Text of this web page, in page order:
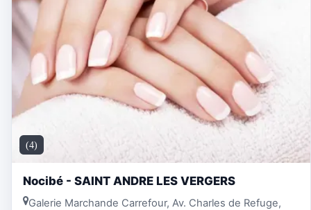
(4)
Nocibé - SAINT ANDRE LES VERGERS
Galerie Marchande Carrefour, Av. Charles de Refuge,